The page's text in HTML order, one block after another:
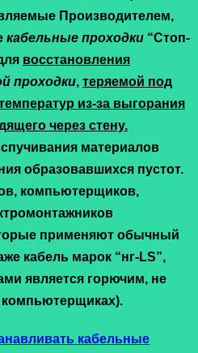
Производителем,
кабельные проходки “Стоп-
восстановления
проходки, теряемой под
из-за выгорания
через стену.
материалов
образовавшихся пустот.
компьютерщиков,
применяют обычный
кабель марок “нг-LS”,
является горючим, не
компьютерщиках).
кабельные